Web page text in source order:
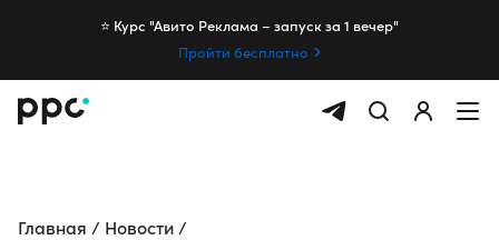
⭐️ Курс "Авито Реклама – запуск за 1 вечер"
Пройти бесплатно
Главная
Новости